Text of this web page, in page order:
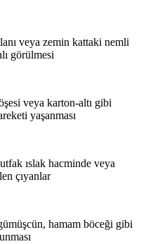
veya zemin kattaki nemli
görülmesi
veya karton-altı gibi
yaşanması
ıslak hacminde veya
çıyanlar
hamam böceği gibi